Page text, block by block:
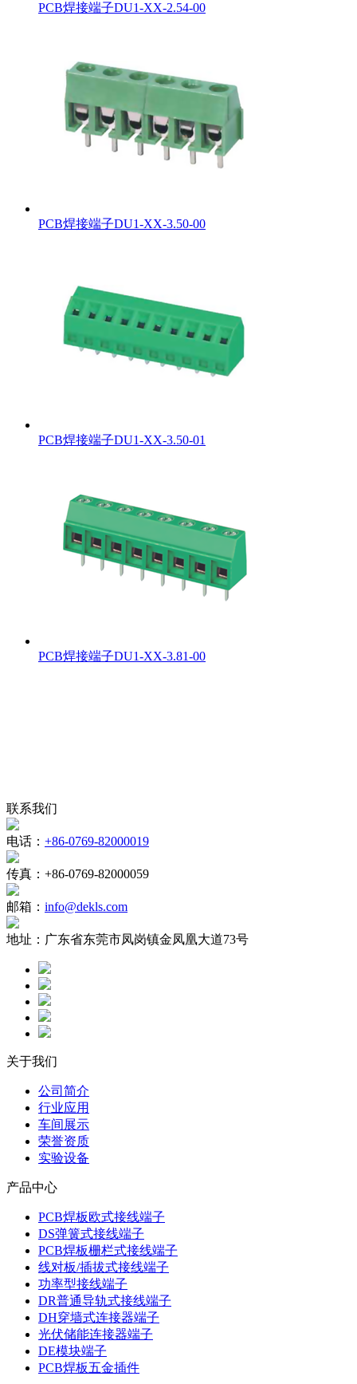
PCB焊接端子DU1-XX-2.54-00
PCB焊接端子DU1-XX-3.50-00
PCB焊接端子DU1-XX-3.50-01
PCB焊接端子DU1-XX-3.81-00
联系我们
电话： +86-0769-82000019
传真： +86-0769-82000059
邮箱： info@dekls.com
地址： 广东省东莞市凤岗镇金凤凰大道73号
关于我们
公司简介
行业应用
车间展示
荣誉资质
实验设备
产品中心
PCB焊板欧式接线端子
DS弹簧式接线端子
PCB焊板栅栏式接线端子
线对板/插拔式接线端子
功率型接线端子
DR普通导轨式接线端子
DH穿墙式连接器端子
光伏储能连接器端子
DE模块端子
PCB焊板五金插件